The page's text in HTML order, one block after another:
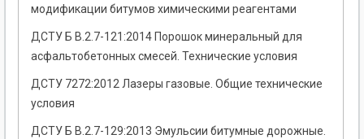
модификации битумов химическими реагентами
ДСТУ Б В.2.7-121:2014 Порошок минеральный для
асфальтобетонных смесей. Технические условия
ДСТУ 7272:2012 Лазеры газовые. Общие технические
условия
ДСТУ Б В.2.7-129:2013 Эмульсии битумные дорожные.